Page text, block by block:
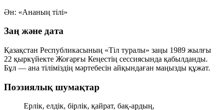
Ән: «Ананың тілі»
Заң және дата
Қазақстан Республикасының «Тіл туралы» заңы 1989 жылғы
22 қыркүйекте Жоғарғы Кеңестің сессиясында қабылданды.
Бұл — ана тіліміздің мәртебесін айқындаған маңызды құжат.
Поэзиялық шумақтар
Ерлік, елдік, бірлік, қайрат, бақ-ардың,